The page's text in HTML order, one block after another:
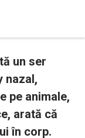
un ser
nazal,
pe animale,
arată că
în corp.